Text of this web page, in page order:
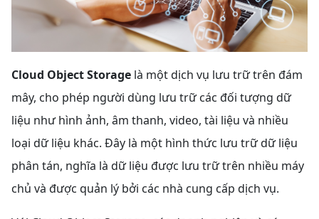
Cloud Object Storage là một dịch vụ lưu trữ trên đám
mây, cho phép người dùng lưu trữ các đối tượng dữ
liệu như hình ảnh, âm thanh, video, tài liệu và nhiều
loại dữ liệu khác. Đây là một hình thức lưu trữ dữ liệu
phân tán, nghĩa là dữ liệu được lưu trữ trên nhiều máy
chủ và được quản lý bởi các nhà cung cấp dịch vụ.